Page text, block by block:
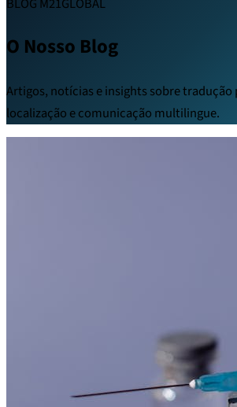
O Nosso Blog
Artigos, notícias e insights sobre
localização e comunicação multilingue.